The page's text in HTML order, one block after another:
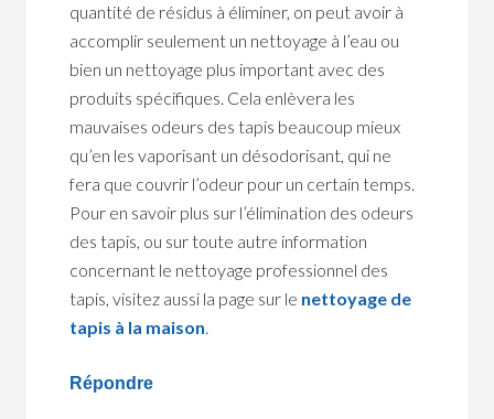
quantité de résidus à éliminer, on peut avoir à
accomplir seulement un nettoyage à l’eau ou
bien un nettoyage plus important avec des
produits spécifiques. Cela enlèvera les
mauvaises odeurs des tapis beaucoup mieux
qu’en les vaporisant un désodorisant, qui ne
fera que couvrir l’odeur pour un certain temps.
Pour en savoir plus sur l’élimination des odeurs
des tapis, ou sur toute autre information
concernant le nettoyage professionnel des
tapis, visitez aussi la page sur le nettoyage de
tapis à la maison.
Répondre